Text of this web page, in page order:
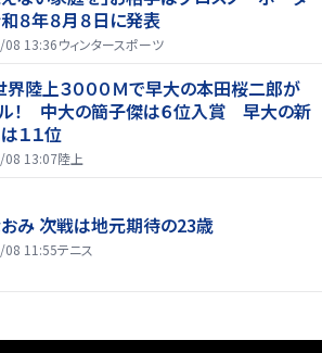
８年８月８日に発表
13:36ウィンタースポーツ
界陸上３０００Ｍで早大の本田桜二郎が
！ 中大の簡子傑は６位入賞 早大の新
１１位
13:07陸上
み 次戦は地元期待の23歳
11:55テニス